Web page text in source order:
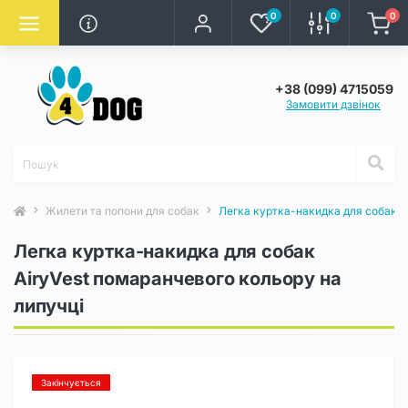
0 0 0
+38 (099) 4715059
Замовити дзвінок
Жилети та попони для собак Легка куртка-накидка для собак
Легка куртка-накидка для собак
AiryVest помаранчевого кольору на
липучці
Закінчується